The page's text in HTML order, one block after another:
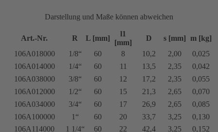
Darstellung und Maße können abweichen
Art.-Nr. R L [mm]
l1
[mm]
D s [mm] m [kg]
106A018000
1/8“ 60 8 10,2 2,00
0,025
106A014000
1/4“ 60 11 13,5 2,35
0,042
106A038000
3/8“ 60 12 17,2 2,35
0,055
106A012000
1/2“ 60 15 21,3 2,65
0,070
106A034000
3/4“ 60 17 26,9 2,65
0,085
106A100000
1“ 60 20 33,7 3,25
0,130
106A114000
1 1/4“ 60 22 42,4 3,25
0,152